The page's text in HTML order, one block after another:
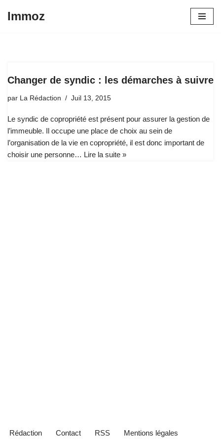
Immoz
Changer de syndic : les démarches à suivre
par La Rédaction Juil 13, 2015
Le syndic de copropriété est présent pour assurer la gestion de
l’immeuble. Il occupe une place de choix au sein de
l’organisation de la vie en copropriété, il est donc important de
choisir une personne… Lire la suite »
Rédaction Contact RSS Mentions légales